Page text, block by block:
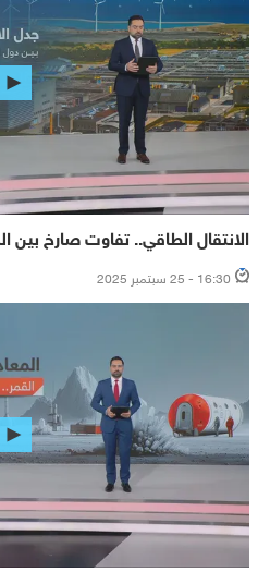
الانتقال الطاقي.. تفاوت صارخ بين
16:30 - 25 سبتمبر 2025